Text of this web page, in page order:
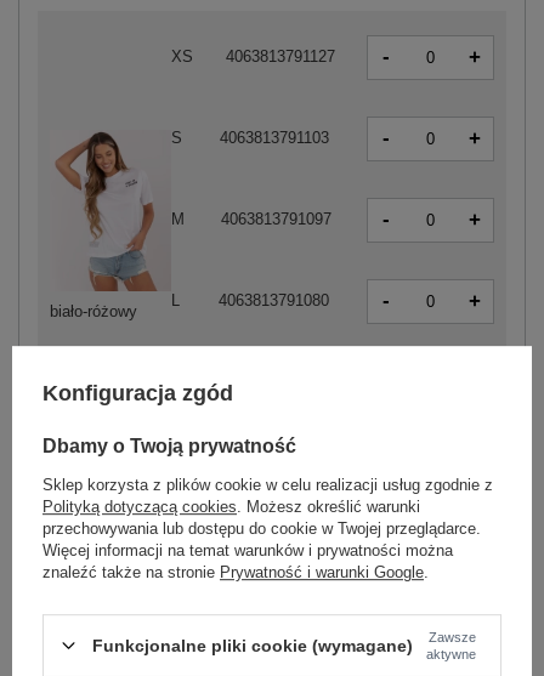
biało-różowy
XS 4063813791127 - +
S 4063813791103 - +
M 4063813791097 - +
L 4063813791080 - +
4063813791110
XS 4063813791172 -
S 4063813791158 -
+
Konfiguracja zgód
Dbamy o Twoją prywatność
Sklep korzysta z plików cookie w celu realizacji usług zgodnie z
Polityką dotyczącą cookies . Możesz określić warunki
przechowywania lub dostępu do cookie w Twojej przeglądarce.
Więcej informacji na temat warunków i prywatności można
znaleźć także na stronie Prywatność i warunki Google
Funkcjonalne pliki cookie (wymagane)
Zawsze
aktywne